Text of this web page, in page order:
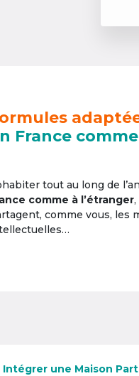
France
tout au long de
comme à l’étranger
comme vous, les
Intégrer une Maison